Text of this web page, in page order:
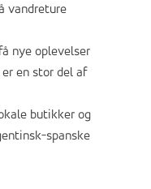
vandreture
nye oplevelser
en stor del af
butikker og
spanske